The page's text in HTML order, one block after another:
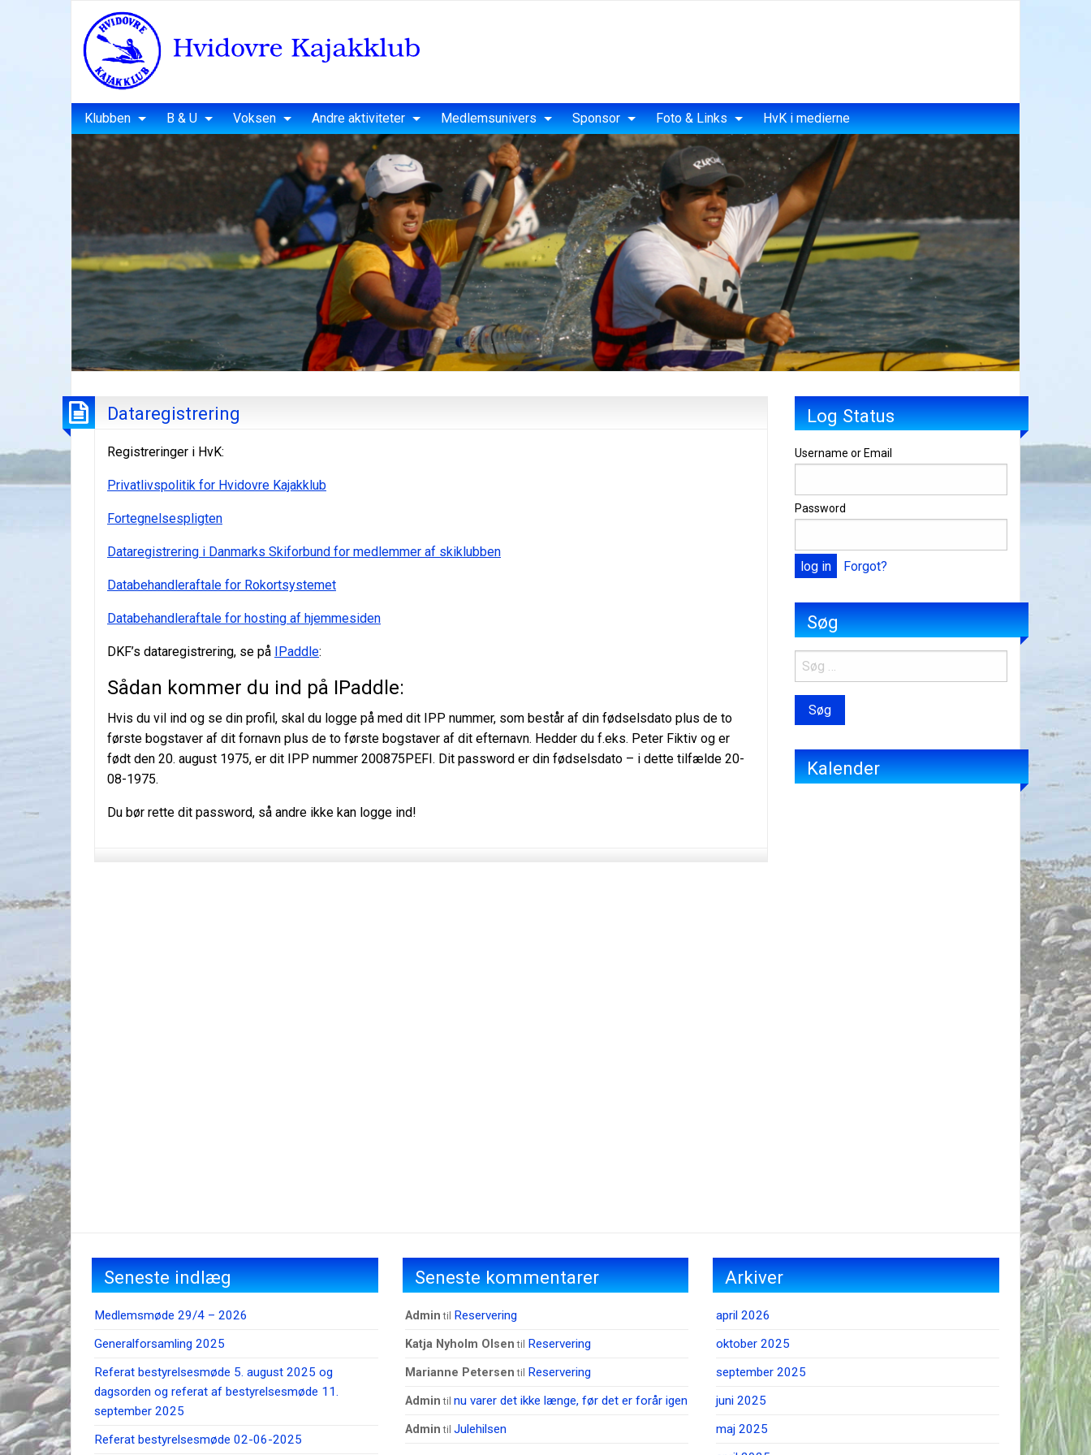
Klubben B & U Voksen Andre aktiviteter Medlemsunivers Sponsor Foto & Links HvK i medierne
Dataregistrering
Registreringer i HvK:
Privatlivspolitik for Hvidovre Kajakklub
Fortegnelsespligten
Dataregistrering i Danmarks Skiforbund for medlemmer af skiklubben
Databehandleraftale for Rokortsystemet
Databehandleraftale for hosting af hjemmesiden
DKF’s dataregistrering, se på IPaddle:
Sådan kommer du ind på IPaddle:
Hvis du vil ind og se din profil, skal du logge på med dit IPP nummer, som består af din fødselsdato plus de to
første bogstaver af dit fornavn plus de to første bogstaver af dit efternavn. Hedder du f.eks. Peter Fiktiv og er
født den 20. august 1975, er dit IPP nummer 200875PEFI. Dit password er din fødselsdato – i dette tilfælde 20-
08-1975.
Du bør rette dit password, så andre ikke kan logge ind!
Log Status
Username or Email
Password
Forgot?
Søg
Kalender
Seneste indlæg
Medlemsmøde 29/4 – 2026
Generalforsamling 2025
Referat bestyrelsesmøde 5. august 2025 og
dagsorden og referat af bestyrelsesmøde 11.
september 2025
Referat bestyrelsesmøde 02-06-2025
Seneste kommentarer
admin til Reservering
Katja Nyholm Olsen til Reservering
Marianne Petersen til Reservering
admin til nu varer det ikke længe, før det er forår igen
admin til Julehilsen
Arkiver
april 2026
oktober 2025
september 2025
juni 2025
maj 2025